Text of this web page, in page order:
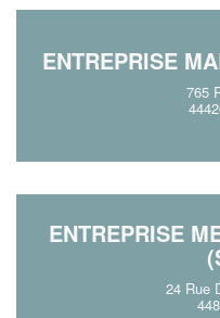
ENTREPRISE
765
ENTREPRISE
24 Rue